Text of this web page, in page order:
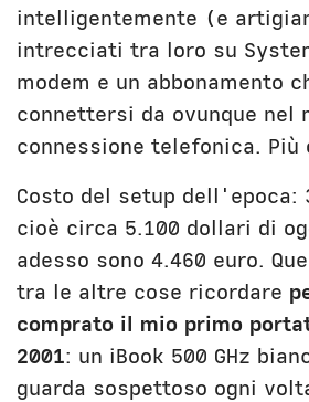
intelligentemente (e
intrecciati tra loro su
modem e un abbonamento
connettersi da ovunque nel
connessione telefonica. Più
Costo del setup dell'epoca:
cioè circa 5.100 dollari di
adesso sono 4.460 euro.
tra le altre cose ricordare
comprato il mio primo
2001: un iBook 500 GHz
guarda sospettoso ogni